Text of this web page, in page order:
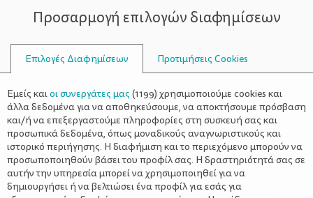
ΣΥΜΒΟΥΛΟΙ
ΠΑΣΧΑΛΙΝΌ ΤΡΑΠΈΖΙ
Προσαρμογή επιλογών διαφημίσεων
Επιλογές Διαφημίσεων Προτιμήσεις Cookies
Εμείς καιοι συνεργάτες μας (1199) χρησιμοποιούμε cookies και
άλλα δεδομένα για να αποθηκεύσουμε, να αποκτήσουμε πρόσβαση
και/ή να επεξεργαστούμε πληροφορίες στη συσκευή σας και
προσωπικά δεδομένα, όπως μοναδικούς αναγνωριστικούς και
ιστορικό περιήγησης. Η διαφήμιση και το περιεχόμενο μπορούν να
προσωποποιηθούν βάσει του προφίλ σας. Η δραστηριότητά σας σε
αυτήν την υπηρεσία μπορεί να χρησιμοποιηθεί για να
δημιουργήσει ή να βελτιώσει ένα προφίλ για εσάς για